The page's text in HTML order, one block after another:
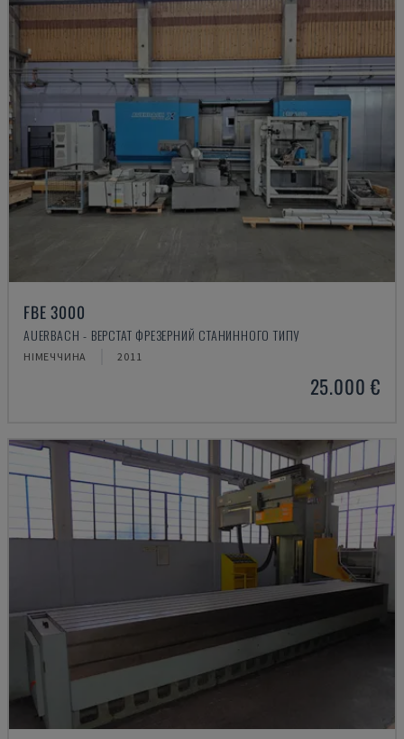
FBE 3000
AUERBACH - ВЕРСТАТ ФРЕЗЕРНИЙ СТАНИННОГО ТИПУ
НІМЕЧЧИНА 2011
25.000 €